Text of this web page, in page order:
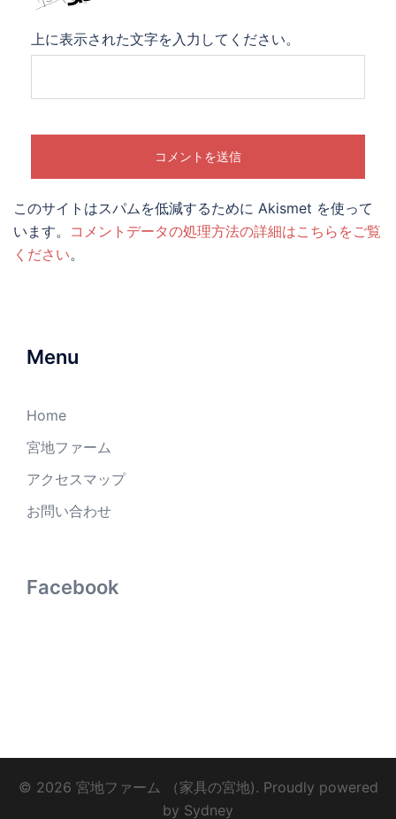
上に表示された文字を入力してください。
このサイトはスパムを低減するために Akismet を使って
います。 コメントデータの処理方法の詳細はこちらをご覧
ください。
Menu
Home
宮地ファーム
アクセスマップ
お問い合わせ
Facebook
© 2026 宮地ファーム （家具の宮地). Proudly powered
by Sydney